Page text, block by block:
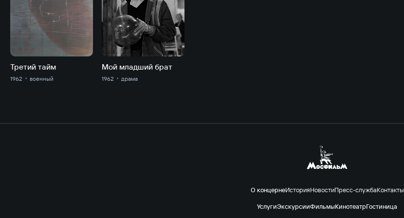
Третий тайм
1962 военный
Мой младший брат
1962 драма
О концернеИсторияНовостиПресс-службаКонтакты
УслугиЭкскурсииФильмыКинотеатрГостиница